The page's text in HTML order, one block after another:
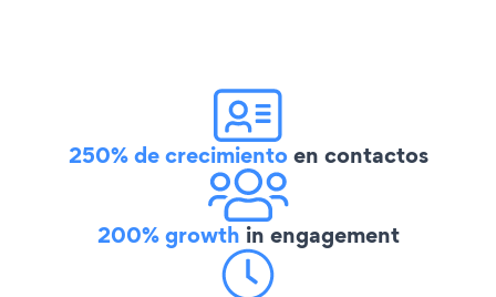
250% de crecimientoen contactos
200% growth in engagement